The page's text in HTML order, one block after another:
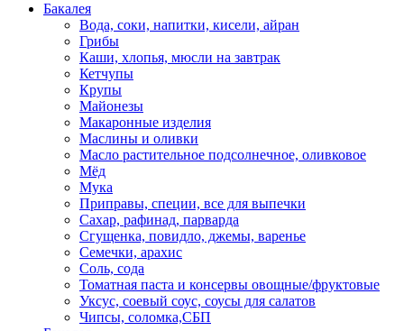
Бакалея
Вода, соки, напитки, кисели, айран
Грибы
Каши, хлопья, мюсли на завтрак
Кетчупы
Крупы
Майонезы
Макаронные изделия
Маслины и оливки
Масло растительное подсолнечное, оливковое
Мёд
Мука
Приправы, специи, все для выпечки
Сахар, рафинад, парварда
Сгущенка, повидло, джемы, варенье
Семечки, арахис
Соль, сода
Томатная паста и консервы овощные/фруктовые
Уксус, соевый соус, соусы для салатов
Чипсы, соломка,СБП